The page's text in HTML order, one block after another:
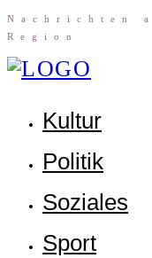
Nach­rich­ten
Region
Kul­tur
Poli­tik
Sozia­les
Sport